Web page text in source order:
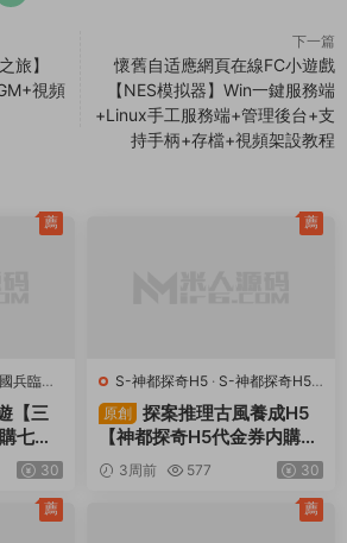
旅】
視頻
下一篇
懷舊自适應網頁在線FC小遊戲
【NES模拟器】Win一鍵服務端
+Linux手工服務端+管理後台+支
持手柄+存檔+視頻架設教程
兵臨天
務端
【三
七合
務端
台
頻架設
30
薦
S-神都探奇H5 · S-神都探奇H5·
手遊服務端·頁遊服務端
原創
探案推理古風養成H5
【神都探奇H5代金券内購
版】Linux手工服務端+CDK
授權後台+視頻架設教程
3周前 577 30
薦
薦 薦